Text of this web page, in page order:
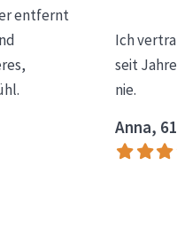
entfernt
Ich
seit
nie.
Anna, 61